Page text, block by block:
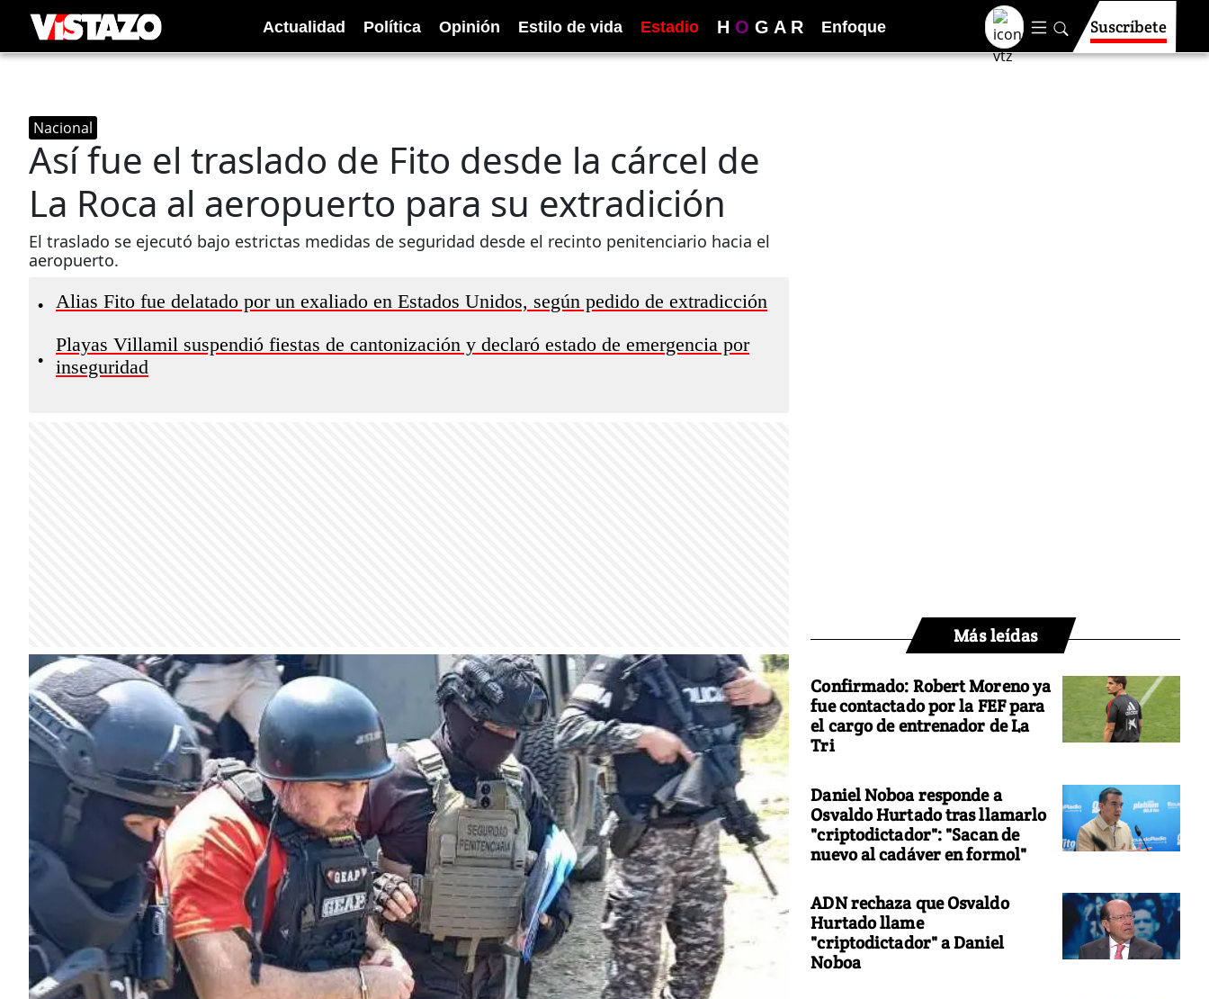
Actualidad Política Opinión Estilo de vida Estadio H O G A R Enfoque Suscríbete
Nacional
Así fue el traslado de Fito desde la cárcel de
La Roca al aeropuerto para su extradición
El traslado se ejecutó bajo estrictas medidas de seguridad desde el recinto penitenciario hacia el
aeropuerto.
• Alias Fito fue delatado por un exaliado en Estados Unidos, según pedido de extradicción
•
Playas Villamil suspendió fiestas de cantonización y declaró estado de emergencia por
inseguridad
Más leídas
Confirmado: Robert Moreno ya
fue contactado por la FEF para
el cargo de entrenador de La
Tri
Daniel Noboa responde a
Osvaldo Hurtado tras llamarlo
"criptodictador": "Sacan de
nuevo al cadáver en formol"
ADN rechaza que Osvaldo
Hurtado llame
"criptodictador" a Daniel
Noboa